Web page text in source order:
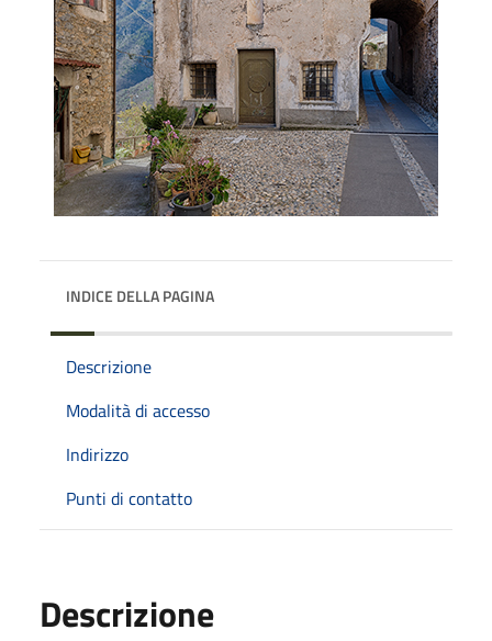
INDICE DELLA PAGINA
Descrizione
Modalità di accesso
Indirizzo
Punti di contatto
Descrizione